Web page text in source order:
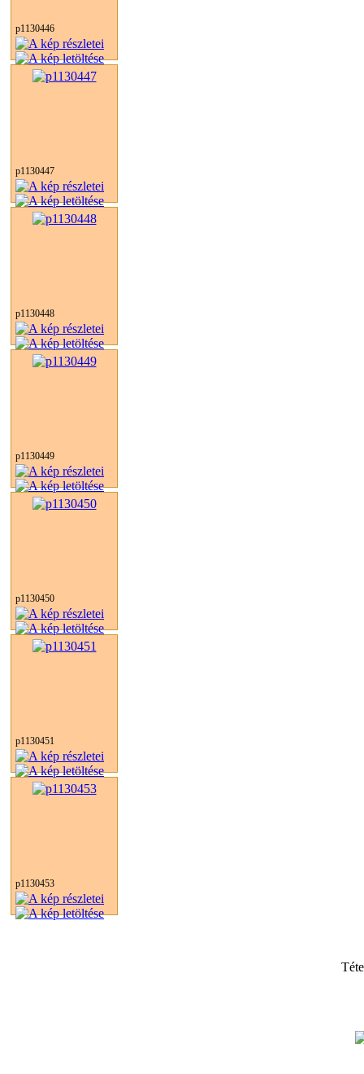
p1130446
p1130447
p1130448
p1130449
p1130450
p1130451
p1130453